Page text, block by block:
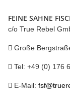
FEINE SAHNE
c/o True Rebel
Große
Tel: +49 (0) 176
E-Mail: